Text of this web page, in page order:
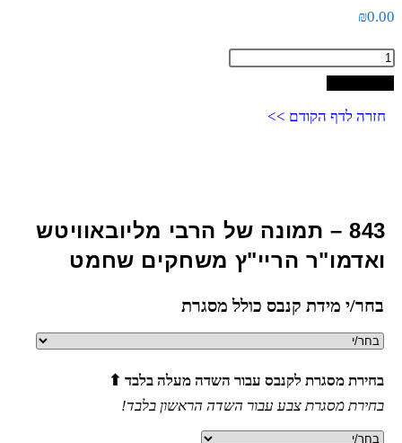
₪0.00
חזרה לדף הקודם >>
843 – תמונה של הרבי מליובאוויטש
ואדמו"ר הריי"ץ משחקים שחמט
בחר/י מידת קנבס כולל מסגרת
בחירת מסגרת לקנבס עבור השדה מעלה בלבד ⬆
בחירת מסגרת צבע עבור השדה הראשון בלבד!